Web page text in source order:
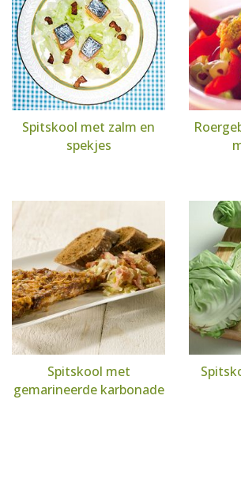
Spitskool met zalm en
spekjes
Spitskool met
gemarineerde karbonade